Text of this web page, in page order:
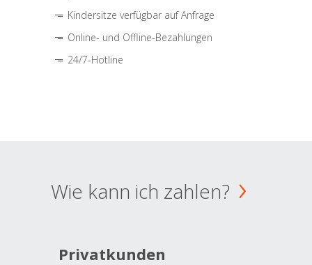
Kindersitze verfügbar auf Anfrage
Online- und Offline-Bezahlungen
24/7-Hotline
Wie kann ich zahlen?
Privatkunden